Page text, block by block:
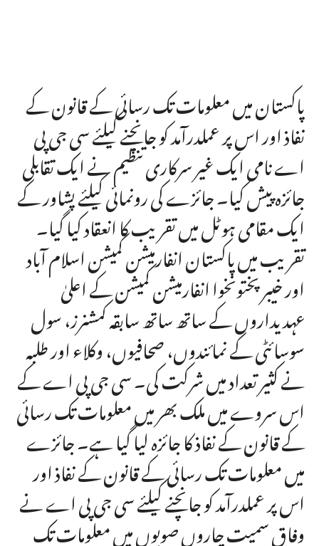
پاکستان میں معلومات تک رسائی کے قانون کے
نفاذ اور اس پر عملدرآمد کو جانچنے کیلئے سی جی پی
اے نامی ایک غیر سرکاری تنظیم نے ایک تقابلی
جائزہ پیش کیا۔ جائزے کی رونمائی کیلئے پشاور کے
ایک مقامی ہوٹل میں تقریب کا انعقاد کیا گیا۔
تقریب میں پاکستان انفارمیشن کمیشن اسلام آباد
اور خیبرپختونخوا انفارمیشن کمیشن کے اعلیٰ
عہدیداروں کے ساتھ ساتھ سابقہ کمشنرز، سول
سوسائٹی کے نمائندوں، صحافیوں، وکلاء اور طلبہ
نے کثیر تعداد میں شرکت کی۔ سی جی پی اے کے
اس سروے میں ملک بھر میں معلومات تک رسائی
کے قانون کے نفاذ کا جائزہ لیا گیا ہے۔ جائزے
میں معلومات تک رسائی کے قانون کے نفاذ اور
اس پر عملدرآمد کو جانچنے کیلئے سی جی پی اے نے
وفاق سمیت چاروں صوبوں میں معلومات تک